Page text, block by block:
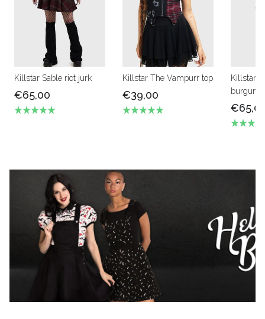
Killstar Sable riot jurk
€65,00
Killstar The Vampurr top
€39,00
Killstar